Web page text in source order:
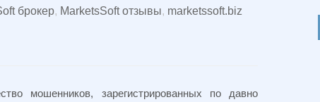
брокер, MarketsSoft отзывы, marketssoft.biz
мошенников, зарегистрированных по давно